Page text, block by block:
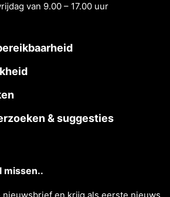
van 9.00 – 17.00 uur
& suggesties
missen..